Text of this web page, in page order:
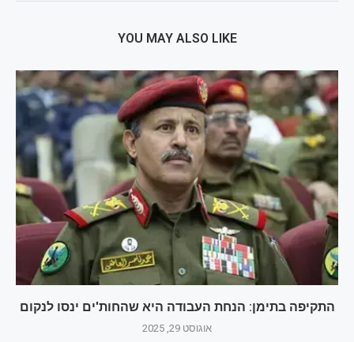
YOU MAY ALSO LIKE
התקיפה בתימן: הנחת העבודה היא שהחות'ים ינסו לנקום
אוגוסט 29, 2025